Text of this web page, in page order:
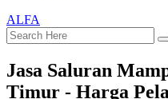
ALFA
Jasa Saluran
Timur - Harga